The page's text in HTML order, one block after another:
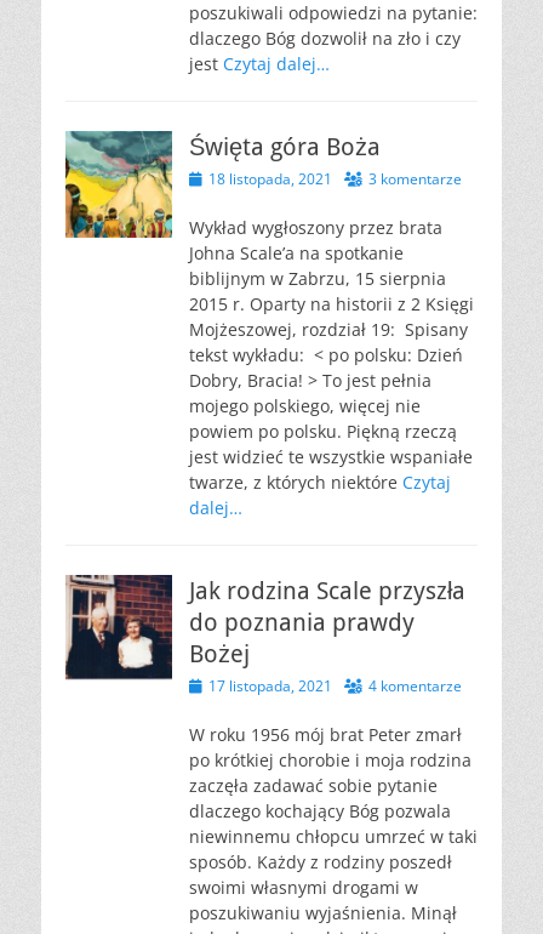
poszukiwali odpowiedzi na pytanie:
dlaczego Bóg dozwolił na zło i czy
jest Czytaj dalej…
Święta góra Boża
Opublikowano
18 listopada, 2021 3 komentarze
Wykład wygłoszony przez brata
Johna Scale’a na spotkanie
biblijnym w Zabrzu, 15 sierpnia
2015 r. Oparty na historii z 2 Księgi
Mojżeszowej, rozdział 19: Spisany
tekst wykładu: < po polsku: Dzień
Dobry, Bracia! > To jest pełnia
mojego polskiego, więcej nie
powiem po polsku. Piękną rzeczą
jest widzieć te wszystkie wspaniałe
twarze, z których niektóre Czytaj
dalej…
Jak rodzina Scale przyszła
do poznania prawdy
Bożej
Opublikowano
17 listopada, 2021 4 komentarze
W roku 1956 mój brat Peter zmarł
po krótkiej chorobie i moja rodzina
zaczęła zadawać sobie pytanie
dlaczego kochający Bóg pozwala
niewinnemu chłopcu umrzeć w taki
sposób. Każdy z rodziny poszedł
swoimi własnymi drogami w
poszukiwaniu wyjaśnienia. Minął